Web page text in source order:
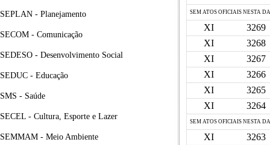
SEPLAN - Planejamento
SECOM - Comunicação
SEDESO - Desenvolvimento Social
SEDUC - Educação
SMS - Saúde
SECEL - Cultura, Esporte e Lazer
SEMMAM - Meio Ambiente
SEM ATOS OFICIAIS NESTA
XI
3269
XI
3268
XI
3267
XI
3266
XI
3265
XI
3264
SEM ATOS OFICIAIS NESTA
XI
3263